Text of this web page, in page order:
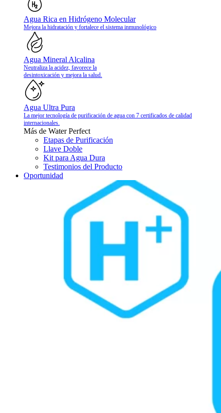
Agua Rica en Hidrógeno Molecular
Mejora la hidratación y fortalece el sistema inmunológico
Agua Mineral Alcalina
Neutraliza la acidez, favorece la
desintoxicación y mejora la salud.
Agua Ultra Pura
La mejor tecnología de purificación de agua con 7 certificados de calidad
internacionales.
Más de Water Perfect
Etapas de Purificación
Llave Doble
Kit para Agua Dura
Testimonios del Producto
Oportunidad